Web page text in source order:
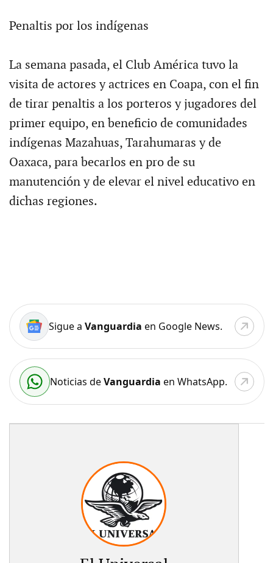
Penaltis por los indígenas
La semana pasada, el Club América tuvo la
visita de actores y actrices en Coapa, con el fin
de tirar penaltis a los porteros y jugadores del
primer equipo, en beneficio de comunidades
indígenas Mazahuas, Tarahumaras y de
Oaxaca, para becarlos en pro de su
manutención y de elevar el nivel educativo en
dichas regiones.
Sigue a Vanguardia en Google News.
Noticias deVanguardia en WhatsApp.